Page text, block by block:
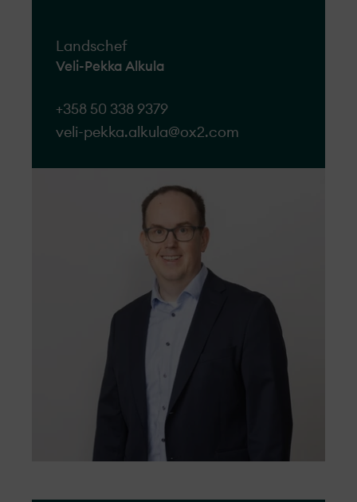
Landschef
Veli-Pekka Alkula
+358 50 338 9379
veli-pekka.alkula@ox2.com